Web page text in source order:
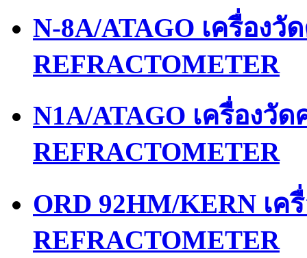
N-8A/ATAGO เครื่อง
REFRACTOMETER
N1A/ATAGO เครื่องวั
REFRACTOMETER
ORD 92HM/KERN เ
REFRACTOMETER